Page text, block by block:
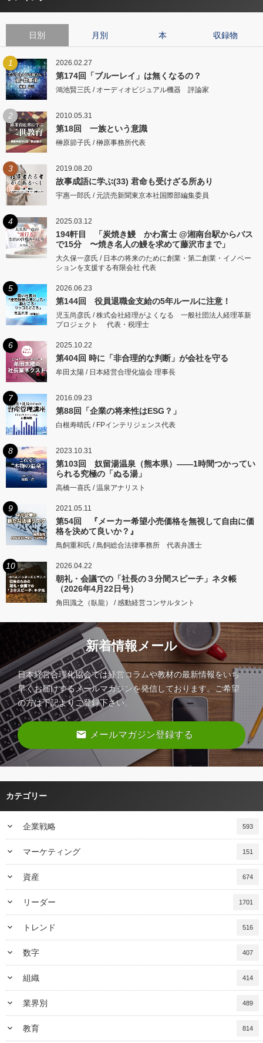
日別 月別 本 収録物
1 2026.02.27
第174回「ブルーレイ」は無くなるの？
鴻池賢三氏 / オーディオビジュアル機器 評論家
2 2010.05.31
第18回 一族という意識
榊原節子氏 / 榊原事務所代表
3 2019.08.20
故事成語に学ぶ(33) 君命も受けざる所あり
宇惠一郎氏 / 元読売新聞東京本社国際部編集委員
4 2025.03.12
194軒目 「炭焼き鰻 かわ富士 @湘南台駅からバス
で15分 〜焼き名人の鰻を求めて藤沢市まで」
大久保一彦氏 / 日本の将来のために創業・第二創業・イノベー
ションを支援する有限会社 代表
5 2026.06.23
第144回 役員退職金支給の5年ルールに注意！
児玉尚彦氏 / 株式会社経理がよくなる 一般社団法人経理革新
プロジェクト 代表・税理士
6 2025.10.22
第404回 時に「非合理的な判断」が会社を守る
牟田太陽 / 日本経営合理化協会 理事長
7 2016.09.23
第88回「企業の将来性はESG？」
白根寿晴氏 / FPインテリジェンス代表
8 2023.10.31
第103回 奴留湯温泉（熊本県）――1時間つかってい
られる究極の「ぬる湯」
高橋一喜氏 / 温泉アナリスト
9 2021.05.11
第54回 『メーカー希望小売価格を無視して自由に価
格を決めて良いか？』
鳥飼重和氏 / 鳥飼総合法律事務所 代表弁護士
10 2026.04.22
朝礼・会議での「社長の３分間スピーチ」ネタ帳
（2026年4月22日号）
角田識之（臥龍） / 感動経営コンサルタント
新着情報メール
日本経営合理化協会では経営コラムや教材の最新情報をいち
早くお届けするメールマガジンを発信しております。ご希望
の方は下記よりご登録下さい。
email メールマガジン登録する
カテゴリー
keyboard_arrow_down 企業戦略 593
keyboard_arrow_down マーケティング 151
keyboard_arrow_down 資産 674
keyboard_arrow_down リーダー 1701
keyboard_arrow_down トレンド 516
keyboard_arrow_down 数字 407
keyboard_arrow_down 組織 414
keyboard_arrow_down 業界別 489
keyboard_arrow_down 教育 814